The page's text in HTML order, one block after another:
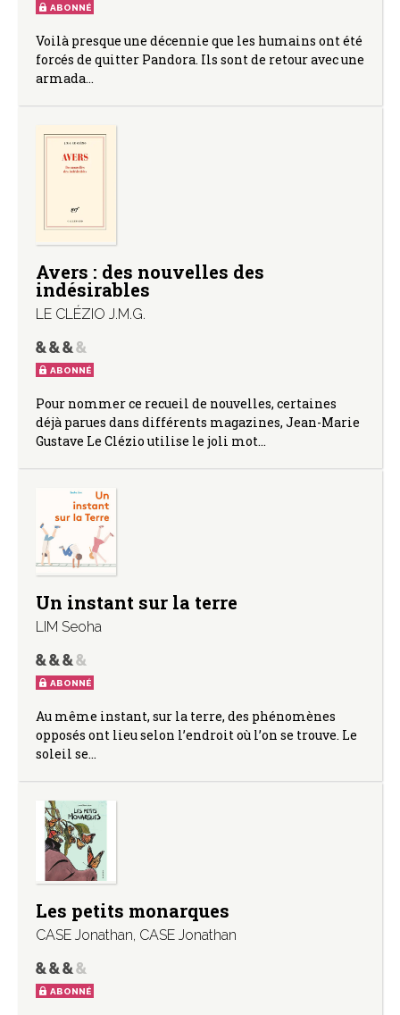
ABONNÉ
Voilà presque une décennie que les humains ont été
forcés de quitter Pandora. Ils sont de retour avec une
armada…
Avers : des nouvelles des
indésirables
LE CLÉZIO J.M.G.
ABONNÉ
Pour nommer ce recueil de nouvelles, certaines
déjà parues dans différents magazines, Jean-Marie
Gustave Le Clézio utilise le joli mot…
Un instant sur la terre
LIM Seoha
ABONNÉ
Au même instant, sur la terre, des phénomènes
opposés ont lieu selon l’endroit où l’on se trouve. Le
soleil se…
Les petits monarques
CASE Jonathan, CASE Jonathan
ABONNÉ